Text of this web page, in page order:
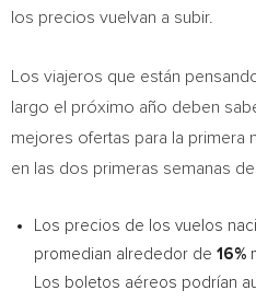
los precios vuelvan a subir.
Los viajeros que están
largo el próximo año deben
mejores ofertas para la primera
en las dos primeras semanas
Los precios de los vuelos
promedian alrededor de 16%
Los boletos aéreos podrían